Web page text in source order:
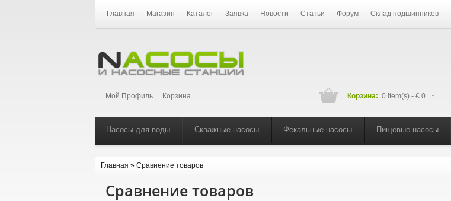
Главная Магазин Каталог Заявка Новости Статьи Форум Склад подшипников
Мой Профиль Корзина Корзина: 0 item(s) - € 0
Насосы для воды Скважные насосы Фекальные насосы Пищевые насосы
Главная » Сравнение товаров
Сравнение товаров